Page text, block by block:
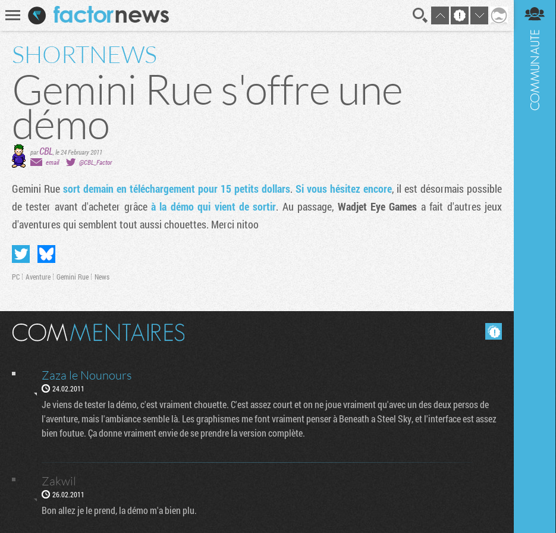
Recherche
SHORTNEWS
Gemini Rue s'offre une
démo
parCBL le 24 February 2011
email
@CBL_Factor
Gemini Rue sort demain en téléchargement pour 15 petits dollars. Si vous hésitez encore, il est désormais possible
de tester avant d'acheter grâce à la démo qui vient de sortir. Au passage, Wadjet Eye Games a fait d'autres jeux
d'aventures qui semblent tout aussi chouettes. Merci nitoo
PC Aventure Gemini Rue News
Zaza le Nounours
24.02.2011
Je viens de tester la démo, c'est vraiment chouette. C'est assez court et on ne joue vraiment qu'avec un des deux persos de
l'aventure, mais l'ambiance semble là. Les graphismes me font vraiment penser à Beneath a Steel Sky, et l'interface est assez
bien foutue. Ça donne vraiment envie de se prendre la version complète.
Zakwil
26.02.2011
Bon allez je le prend, la démo m'a bien plu.
En direct Digest